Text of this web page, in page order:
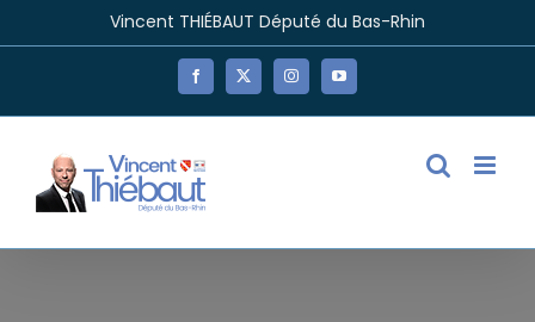
Vincent THIÉBAUT Député du Bas-Rhin
Facebook
X InstagramYouTube